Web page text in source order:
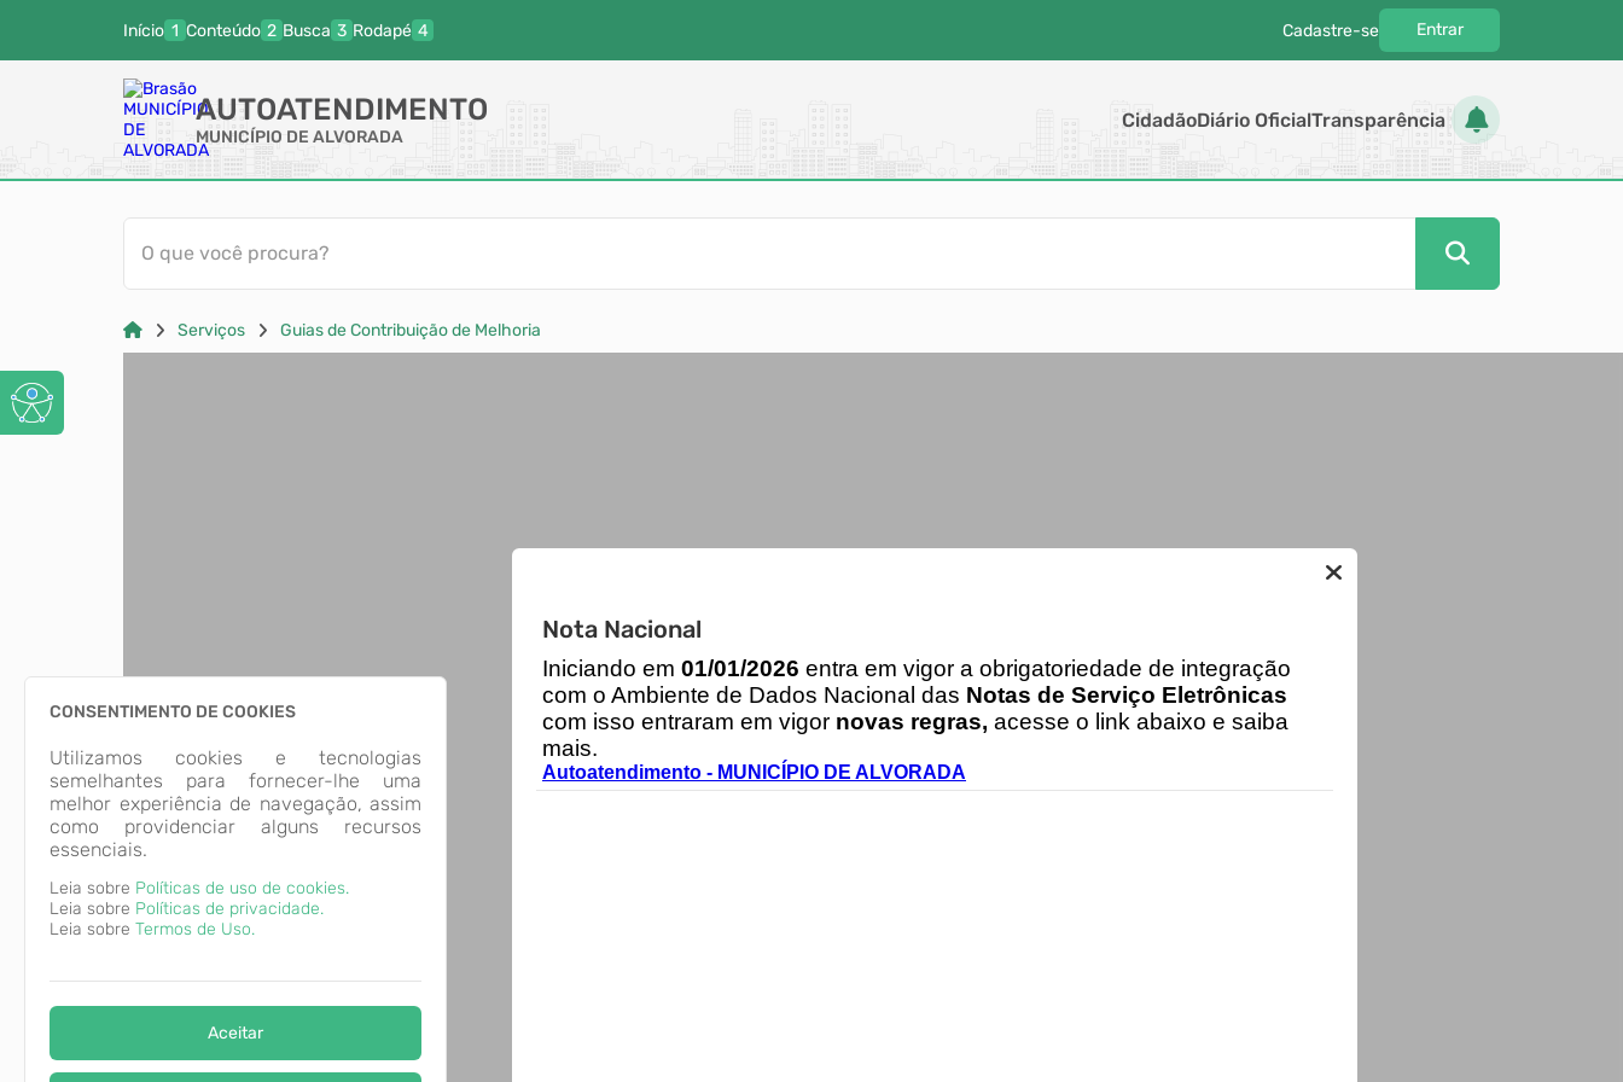
Início Conteúdo Busca Rodapé Cadastre-se Entrar
AUTOATENDIMENTO
MUNICÍPIO DE ALVORADA
CidadãoDiário OficialTransparência
O que você procura?
Serviços Guias de Contribuição de Melhoria
CONSENTIMENTO DE COOKIES
Utilizamos cookies e tecnologias
semelhantes para fornecer-lhe uma
melhor experiência de navegação, assim
como providenciar alguns recursos
essenciais.
Leia sobre Políticas de uso de cookies.
Leia sobre Políticas de privacidade.
Leia sobre Termos de Uso.
Aceitar
Nota Nacional
Iniciando em 01/01/2026 entra em vigor a obrigatoriedade de integração
com o Ambiente de Dados Nacional das Notas de Serviço Eletrônicas
com isso entraram em vigor novas regras, acesse o link abaixo e saiba
mais.
Autoatendimento - MUNICÍPIO DE ALVORADA